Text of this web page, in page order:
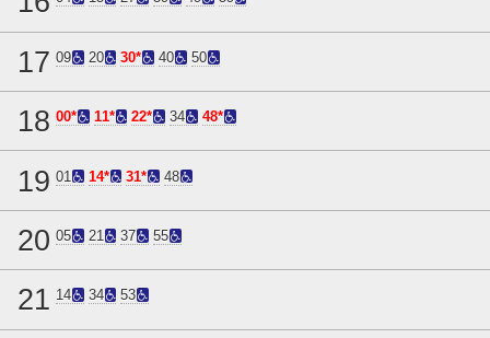
17 09 20 30* 40 50
18 00* 11* 22* 34 48*
19 01 14* 31* 48
20 05 21 37 55
21 14 34 53